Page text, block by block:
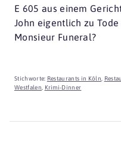
E 605 aus einem
John eigentlich zu
Monsieur Funeral?
Stichworte: Restaurants in Köln
Westfalen
Krimi-Dinner